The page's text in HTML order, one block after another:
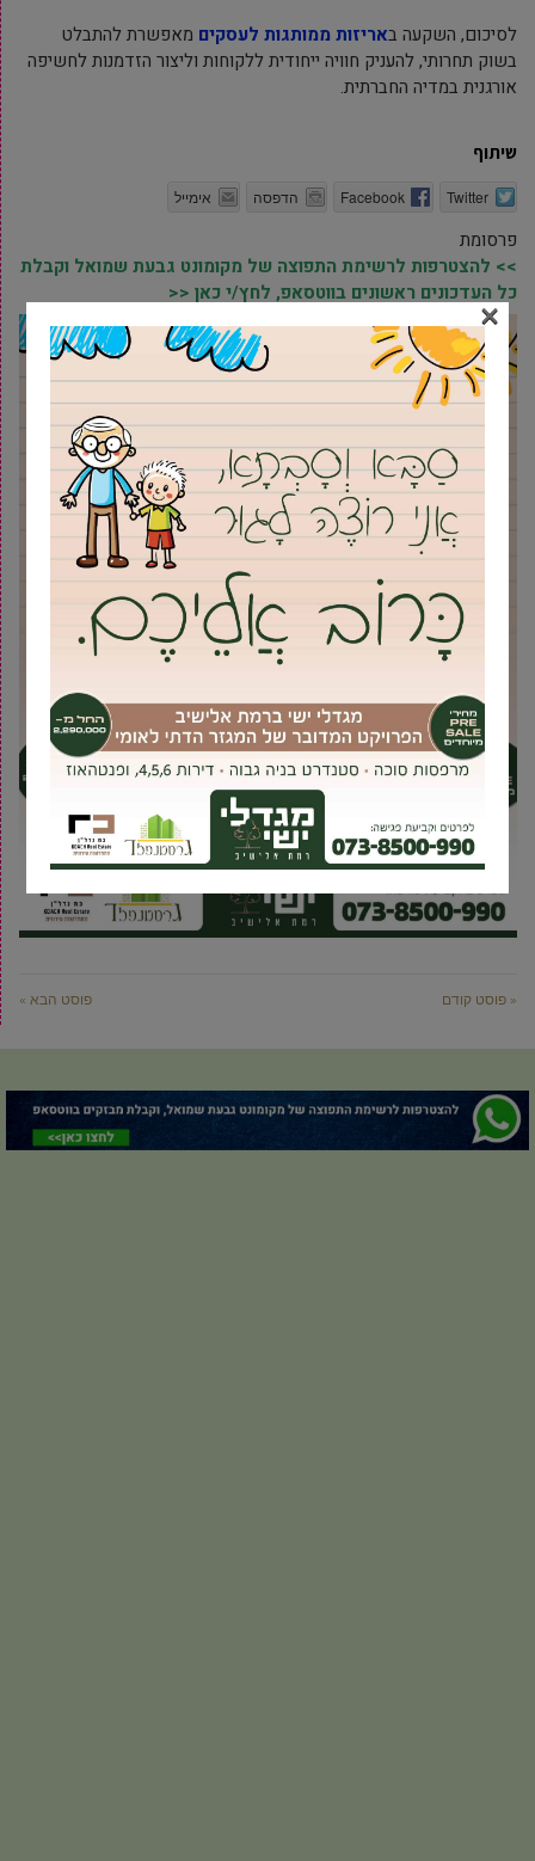
לסיכום, השקעה באריזות ממותגות לעסקים מאפשרת להתבלט
בשוק תחרותי, להעניק חוויה ייחודית ללקוחות וליצור הזדמנות לחשיפה
אורגנית במדיה החברתית.
שיתוף
Twitter
Facebook הדפסה אימייל
פרסומת
>> להצטרפות לרשימת התפוצה של מקומונט גבעת שמואל וקבלת
כל העדכונים ראשונים בווטסאפ, לחץ/י כאן <<
« פוסט קודם פוסט הבא »
×